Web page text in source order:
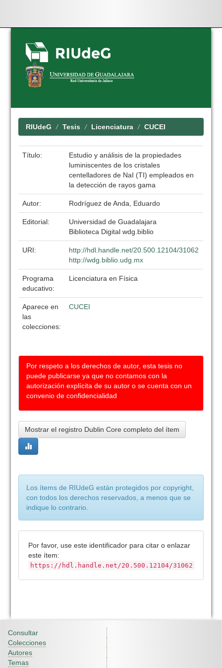
Skip
navigation
RIUdeG Tesis Licenciatura CUCEI
Título:
Estudio y análisis de la propiedades
luminiscentes de los cristales
centelladores de NaI (TI) empleados en
la detección de rayos gama
Autor: Rodríguez de Anda, Eduardo
Editorial:
Universidad de Guadalajara
Biblioteca Digital wdg.biblio
URI:
http://hdl.handle.net/20.500.12104/31062
http://wdg.biblio.udg.mx
Programa
educativo:
Licenciatura en Física
Aparece en
las
colecciones:
CUCEI
Por respeto a los derechos de autor, esta tesis no
puede publicarse ya que no contamos con la
autorización explícita de su autor o se cuenta con un
convenio de confidencialidad
Mostrar el registro Dublin Core completo del ítem
Los ítems de RIUdeG están protegidos por copyright,
con todos los derechos reservados, a menos que se
indique lo contrario.
Por favor, use este identificador para citar o enlazar
este ítem:
https://hdl.handle.net/20.500.12104/31062
Consultar
Colecciones
Autores
Temas